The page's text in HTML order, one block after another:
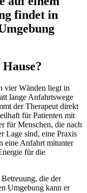
vier Wänden liegt in
lange Anfahrtswege
der Therapeut direkt
für Patienten mit
für Menschen, die nach
Lage sind, eine Praxis
eine Anfahrt mitunter
für die
die der
Umgebung kann er